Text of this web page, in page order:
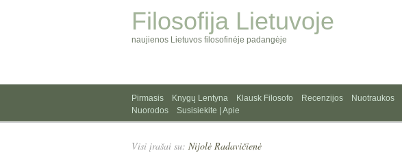
Filosofija Lietuvoje
naujienos Lietuvos filosofinėje padangėje
Pirmasis Knygų Lentyna Klausk Filosofo Recenzijos Nuotraukos
Nuorodos
Susisiekite | Apie
Visi įrašai su: Nijolė Radavičienė